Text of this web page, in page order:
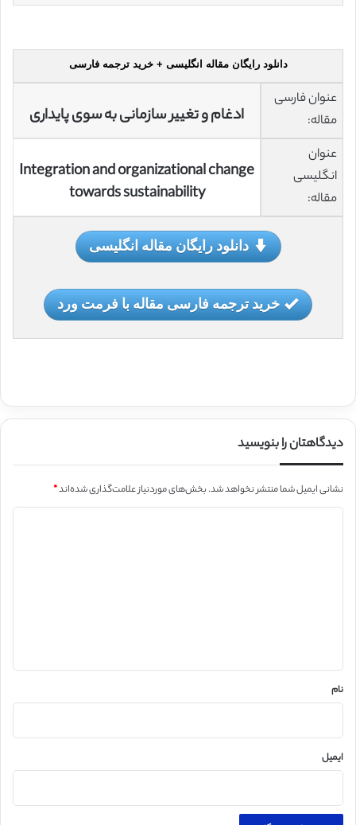
دانلود رایگان مقاله انگلیسی + خرید ترجمه فارسی
عنوان فارسی
مقاله:
ادغام و تغییر سازمانی به سوی پایداری
عنوان
انگلیسی
مقاله:
Integration and organizational change
towards sustainability
دانلود رایگان مقاله انگلیسی
خرید ترجمه فارسی مقاله با فرمت ورد
دیدگاهتان را بنویسید
نشانی ایمیل شما منتشر نخواهد شد.بخش‌های موردنیاز علامت‌گذاری شده‌اند*
نام
ایمیل